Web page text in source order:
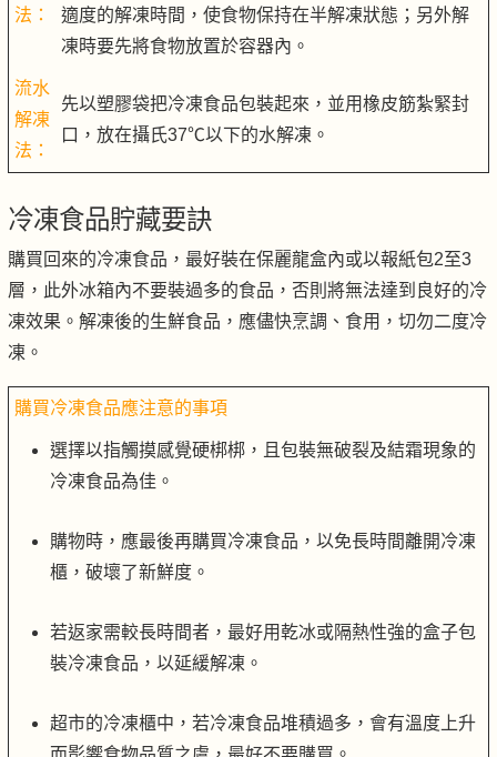
法：
適度的解凍時間，使食物保持在半解凍狀態；另外解
凍時要先將食物放置於容器內。
流水
解凍
法：
先以塑膠袋把冷凍食品包裝起來，並用橡皮筋紮緊封
口，放在攝氏37℃以下的水解凍。
冷凍食品貯藏要訣
購買回來的冷凍食品，最好裝在保麗龍盒內或以報紙包2至3
層，此外冰箱內不要裝過多的食品，否則將無法達到良好的冷
凍效果。解凍後的生鮮食品，應儘快烹調、食用，切勿二度冷
凍。
購買冷凍食品應注意的事項
選擇以指觸摸感覺硬梆梆，且包裝無破裂及結霜現象的
冷凍食品為佳。
購物時，應最後再購買冷凍食品，以免長時間離開冷凍
櫃，破壞了新鮮度。
若返家需較長時間者，最好用乾冰或隔熱性強的盒子包
裝冷凍食品，以延緩解凍。
超市的冷凍櫃中，若冷凍食品堆積過多，會有溫度上升